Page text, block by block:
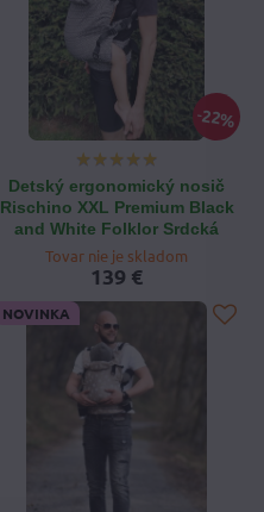
22%
Detský ergonomický nosič
Rischino XXL Premium Black
and White Folklor Srdcká
Tovar nie je skladom
139 €
NOVINKA